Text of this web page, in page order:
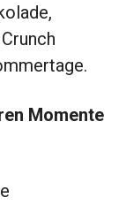
Momente